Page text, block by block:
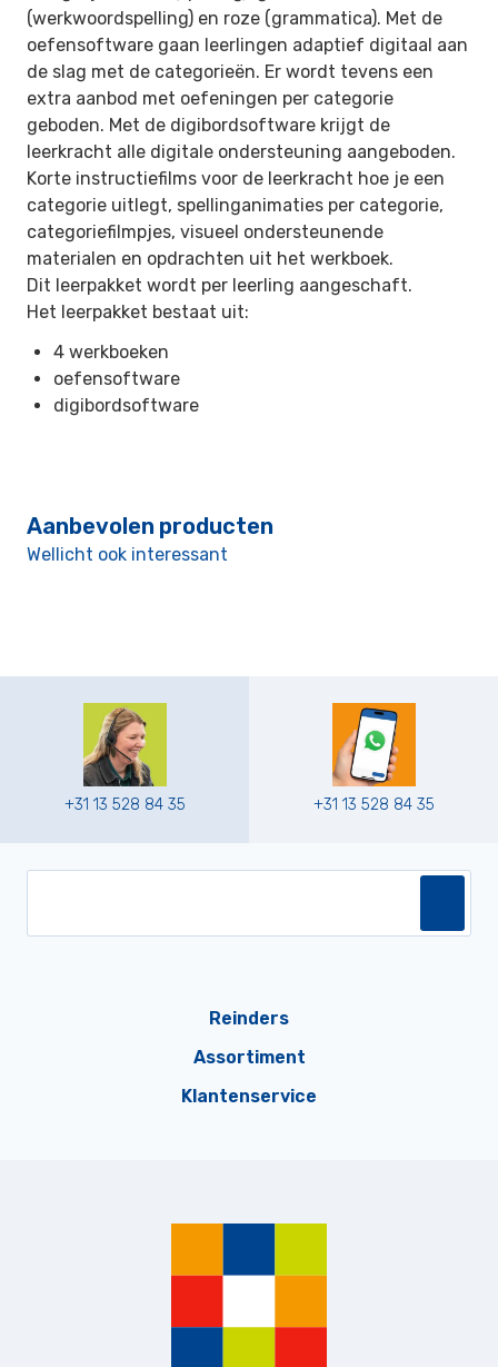
(werkwoordspelling) en roze (grammatica). Met de
oefensoftware gaan leerlingen adaptief digitaal aan
de slag met de categorieën. Er wordt tevens een
extra aanbod met oefeningen per categorie
geboden. Met de digibordsoftware krijgt de
leerkracht alle digitale ondersteuning aangeboden.
Korte instructiefilms voor de leerkracht hoe je een
categorie uitlegt, spellinganimaties per categorie,
categoriefilmpjes, visueel ondersteunende
materialen en opdrachten uit het werkboek.
Dit leerpakket wordt per leerling aangeschaft.
Het leerpakket bestaat uit:
4 werkboeken
oefensoftware
digibordsoftware
Aanbevolen producten
Wellicht ook interessant
+31 13 528 84 35 +31 13 528 84 35
Reinders
Assortiment
Klantenservice